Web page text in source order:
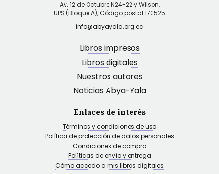
Av. 12 de Octubre N24-22 y Wilson,
UPS (Bloque A), Código postal 170525
info@abyayala.org.ec
Libros impresos
Libros digitales
Nuestros autores
Noticias Abya-Yala
Enlaces de interés
Términos y condiciones de uso
Política de protección de datos personales
Condiciones de compra
Políticas de envío y entrega
Cómo accedo a mis libros digitales